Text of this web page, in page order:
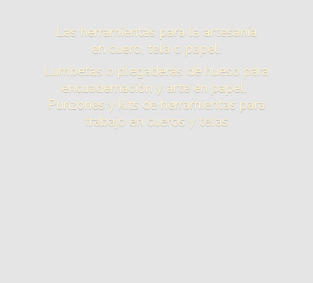
Las herramientas para la artesanía
en cuero, tela o papel.
Lumbetas o plegaderas de hueso para
encuadernación y arte en papel.
Punzones y kits de herramientas para
trabajo en cueros y telas